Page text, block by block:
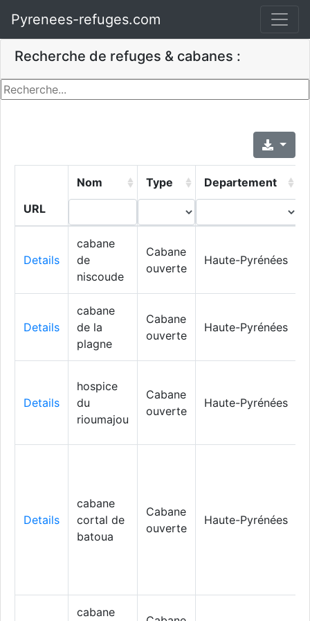
Pyrenees-refuges.com
Recherche de refuges & cabanes :
URL
Nom Type Departement
Details
cabane
de
niscoude
Cabane
ouverte
Haute-Pyrénées
Details
cabane
de la
plagne
Cabane
ouverte
Haute-Pyrénées
Details
hospice
du
rioumajou
Cabane
ouverte
Haute-Pyrénées
Details
cabane
cortal de
batoua
Cabane
ouverte
Haute-Pyrénées
cabane